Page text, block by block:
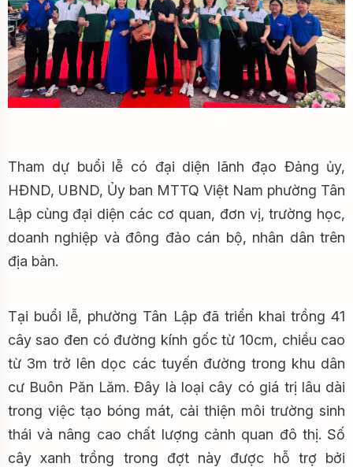
Tham dự buổi lễ có đại diện lãnh đạo Đảng ủy,
HĐND, UBND, Ủy ban MTTQ Việt Nam phường Tân
Lập cùng đại diện các cơ quan, đơn vị, trường học,
doanh nghiệp và đông đảo cán bộ, nhân dân trên
địa bàn.
Tại buổi lễ, phường Tân Lập đã triển khai trồng 41
cây sao đen có đường kính gốc từ 10cm, chiều cao
từ 3m trở lên dọc các tuyến đường trong khu dân
cư Buôn Păn Lăm. Đây là loại cây có giá trị lâu dài
trong việc tạo bóng mát, cải thiện môi trường sinh
thái và nâng cao chất lượng cảnh quan đô thị. Số
cây xanh trồng trong đợt này được hỗ trợ bởi